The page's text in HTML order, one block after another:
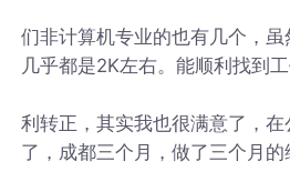
们非计算机专业的也有几个，虽
几乎都是2K左右。能顺利找到
利转正，其实我也很满意了，
了，成都三个月，做了三个月